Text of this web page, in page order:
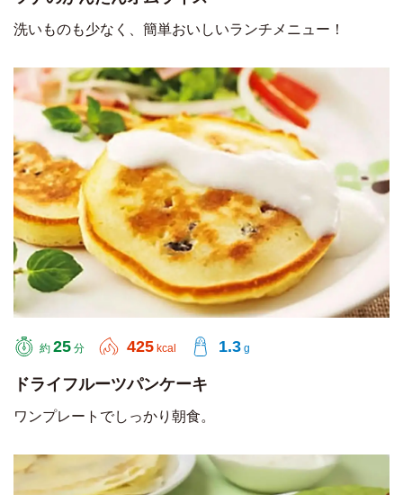
洗いものも少なく、簡単おいしいランチメニュー！
約 25 分 425 kcal 1.3 g
ドライフルーツパンケーキ
ワンプレートでしっかり朝食。